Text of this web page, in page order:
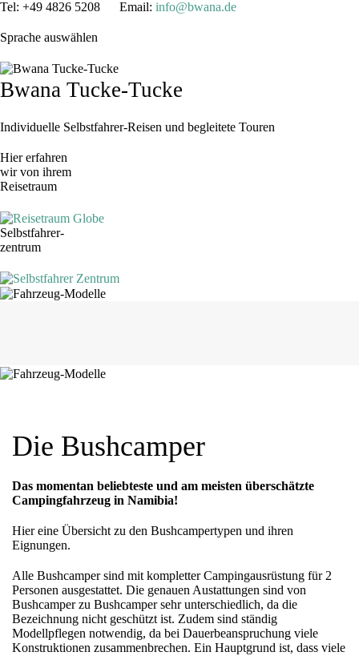
Tel: +49 4826 5208 Email: info@bwana.de
Sprache auswählen
Bwana Tucke-Tucke
Individuelle Selbstfahrer-Reisen und begleitete Touren
Hier erfahren
wir von ihrem
Reisetraum
Selbstfahrer-
zentrum
Die Bushcamper
Das momentan beliebteste und am meisten überschätzte
Campingfahrzeug in Namibia!
Hier eine Übersicht zu den Bushcampertypen und ihren
Eignungen.
Alle Bushcamper sind mit kompletter Campingausrüstung für 2
Personen ausgestattet. Die genauen Austattungen sind von
Bushcamper zu Bushcamper sehr unterschiedlich, da die
Bezeichnung nicht geschützt ist. Zudem sind ständig
Modellpflegen notwendig, da bei Dauerbeanspruchung viele
Konstruktionen zusammenbrechen. Ein Hauptgrund ist, dass viele